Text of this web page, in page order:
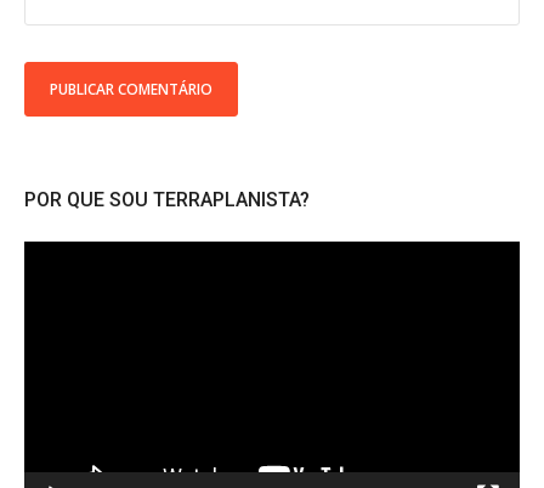
POR QUE SOU TERRAPLANISTA?